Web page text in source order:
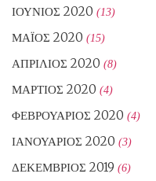
ΙΟΎΝΙΟΣ 2020 (13)
ΜΆΙΟΣ 2020 (15)
ΑΠΡΊΛΙΟΣ 2020 (8)
ΜΆΡΤΙΟΣ 2020 (4)
ΦΕΒΡΟΥΆΡΙΟΣ 2020 (4)
ΙΑΝΟΥΆΡΙΟΣ 2020 (3)
ΔΕΚΈΜΒΡΙΟΣ 2019 (6)